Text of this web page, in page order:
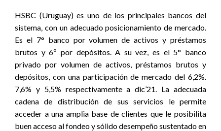
HSBC (Uruguay) es uno de los principales bancos del
sistema, con un adecuado posicionamiento de mercado.
Es el 7° banco por volumen de activos y préstamos
brutos y 6º por depósitos. A su vez, es el 5° banco
privado por volumen de activos, préstamos brutos y
depósitos, con una participación de mercado del 6,2%.
7,6% y 5,5% respectivamente a dic’21. La adecuada
cadena de distribución de sus servicios le permite
acceder a una amplia base de clientes que le posibilita
buen acceso al fondeo y sólido desempeño sustentado en